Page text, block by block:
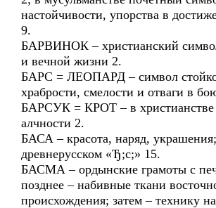
настойчивости, упорства в
9.
БАРВИНОК – христианский
и вечной жизни 2.
БАРС = ЛЕОПАРД – символ
храбрости, смелости и отваги в
БАРСУК = КРОТ – в христианстве
алчности 2.
БАСА – красота, наряд,
древнерусском «Ђ;с;» 15.
БАСМА – ордынские грамоты с
позднее – набивные ткани
происхождения; затем – технику